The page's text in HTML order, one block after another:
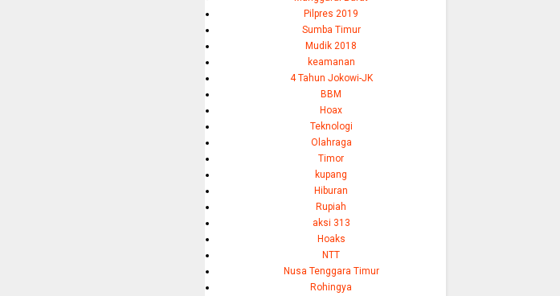
Pilpres 2019
Sumba Timur
Mudik 2018
keamanan
4 Tahun Jokowi-JK
BBM
Hoax
Teknologi
Olahraga
Timor
kupang
Hiburan
Rupiah
aksi 313
Hoaks
NTT
Nusa Tenggara Timur
Rohingya